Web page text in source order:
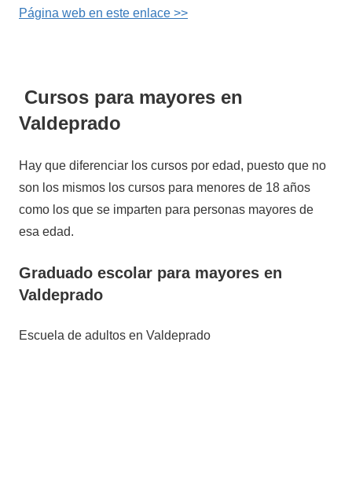
Página web en este enlace >>
Cursos para mayores en
Valdeprado
Hay que diferenciar los cursos por edad, puesto que no
son los mismos los cursos para menores de 18 años
como los que se imparten para personas mayores de
esa edad.
Graduado escolar para mayores en
Valdeprado
Escuela de adultos en Valdeprado